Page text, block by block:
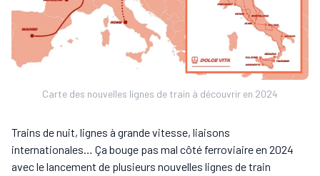
Carte des nouvelles lignes de train à découvrir en 2024
Trains de nuit, lignes à grande vitesse, liaisons
internationales… Ça bouge pas mal côté ferroviaire en 2024
avec le lancement de plusieurs nouvelles lignes de train